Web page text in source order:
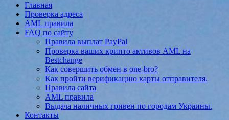
Главная
Проверка адреса
AML правила
FAQ по сайту
Правила выплат PayPal
Проверка ваших крипто активов AML на
Bestchange
Как совершить обмен в one-bro?
Как пройти верификацию карты отправителя.
Правила сайта
AML правила
Выдача наличных гривен по городам Украины.
Контакты